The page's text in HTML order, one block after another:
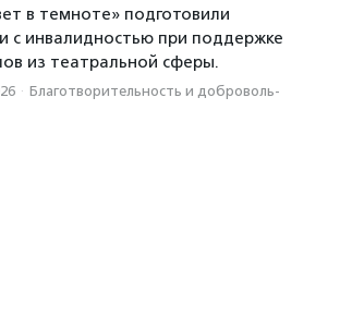
в темноте» подготовили
с инвалидностью при поддержке
из театральной сферы.
· Благотвори­тель­ность и доброволь­